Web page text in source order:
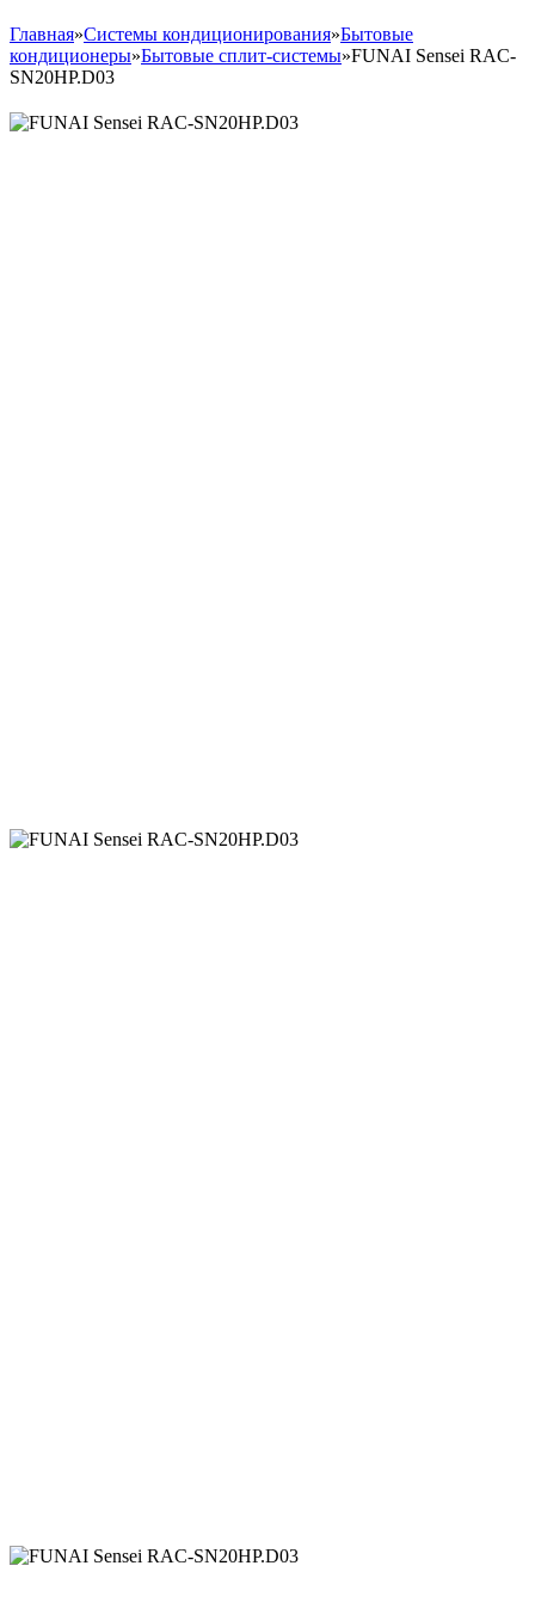
Главная»Системы кондиционирования»Бытовые
кондиционеры»Бытовые сплит-системы»FUNAI Sensei RAC-
SN20HP.D03